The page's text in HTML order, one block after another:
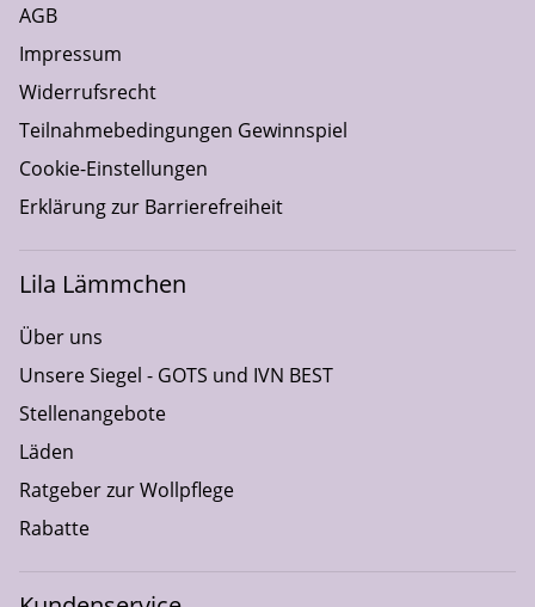
AGB
Impressum
Widerrufsrecht
Teilnahmebedingungen Gewinnspiel
Cookie-Einstellungen
Erklärung zur Barrierefreiheit
Lila Lämmchen
Über uns
Unsere Siegel - GOTS und IVN BEST
Stellenangebote
Läden
Ratgeber zur Wollpflege
Rabatte